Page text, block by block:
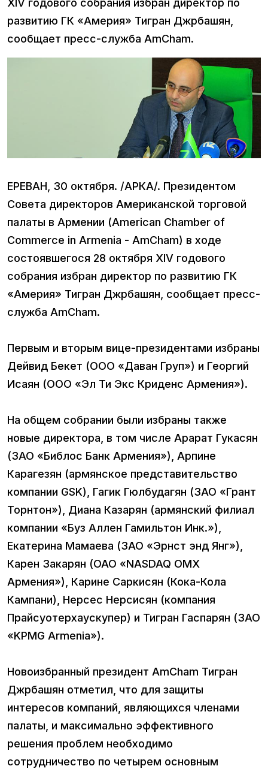
XIV годового собрания избран директор по
развитию ГК «Америя» Тигран Джрбашян,
сообщает пресс-служба AmCham.
ЕРЕВАН, 30 октября. /АРКА/. Президентом
Совета директоров Американской торговой
палаты в Армении (American Chamber of
Commerce in Armenia - AmCham) в ходе
состоявшегося 28 октября XIV годового
собрания избран директор по развитию ГК
«Америя» Тигран Джрбашян, сообщает пресс-
служба AmCham.
Первым и вторым вице-президентами избраны
Дейвид Бекет (OOO «Даван Груп») и Георгий
Исаян (ООО «Эл Ти Экс Криденс Армения»).
На общем собрании были избраны также
новые директора, в том числе Арарат Гукасян
(ЗАО «Библос Банк Армения»), Арпине
Карагезян (армянское представительство
компании GSK), Гагик Гюлбудагян (ЗАО «Грант
Торнтон»), Диана Казарян (армянский филиал
компании «Буз Аллен Гамильтон Инк.»),
Екатерина Мамаева (ЗАО «Эрнст энд Янг»),
Карен Закарян (ОАО «NASDAQ OMX
Армения»), Карине Саркисян (Кока-Кола
Кампани), Нерсес Нерсисян (компания
Прайсуотерхаускупер) и Тигран Гаспарян (ЗАО
«KPMG Armenia»).
Новоизбранный президент AmCham Тигран
Джрбашян отметил, что для защиты
интересов компаний, являющихся членами
палаты, и максимально эффективного
решения проблем необходимо
сотрудничество по четырем основным